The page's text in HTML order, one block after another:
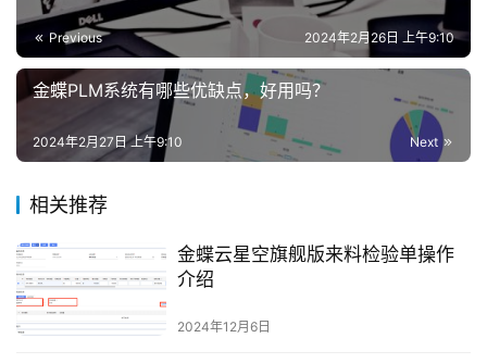
Previous 2024年2月26日 上午9:10
金蝶PLM系统有哪些优缺点，好用吗？
Next
2024年2月27日 上午9:10
相关推荐
金蝶云星空旗舰版来料检验单操作
介绍
2024年12月6日